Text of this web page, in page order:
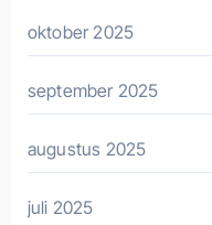
oktober 2025
september 2025
augustus 2025
juli 2025